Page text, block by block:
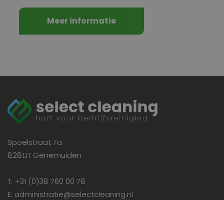
Meer informatie
Spoelstraat 7a
8281JT Genemuiden
T: +31 (0)38 760 00 78
E: administratie@selectcleaning.nl